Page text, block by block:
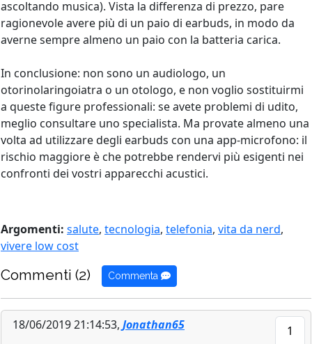
ascoltando musica). Vista la differenza di prezzo, pare
ragionevole avere più di un paio di earbuds, in modo da
averne sempre almeno un paio con la batteria carica.
In conclusione: non sono un audiologo, un
otorinolaringoiatra o un otologo, e non voglio sostituirmi
a queste figure professionali: se avete problemi di udito,
meglio consultare uno specialista. Ma provate almeno una
volta ad utilizzare degli earbuds con una app-microfono: il
rischio maggiore è che potrebbe rendervi più esigenti nei
confronti dei vostri apparecchi acustici.
Argomenti: salute, tecnologia, telefonia, vita da nerd,
vivere low cost
Commenti (2) Commenta
18/06/2019 21:14:53, Jonathan65 1